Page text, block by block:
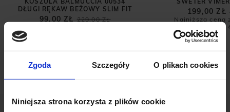
Zgoda Szczegóły O plikach cookies
Niniejsza strona korzysta z plików cookie
DŁUGI RĘKAW BEŻOWY SLIM FIT
229,00 ZŁ
99,00 ZŁ
199,00 ZŁ
Najniższa cena
promocją: